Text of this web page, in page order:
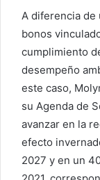
A diferencia de
bonos
cumplimiento
desempeño
este caso,
su Agenda de
avanzar en la
efecto
2027 y en un